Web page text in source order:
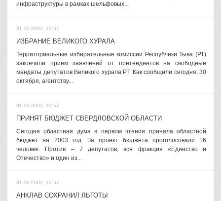
инфраструктуры в рамках шельфовых...
31.10.2002, 10:57
ИЗБРАНИЕ ВЕЛИКОГО ХУРАЛА
Территориальные избирательные комиссии Республики Тыва (РТ)
закончили прием заявлений от претендентов на свободные
мандаты депутатов Великого хурала РТ. Как сообщили сегодня, 30
октября, агентству...
31.10.2002, 10:57
ПРИНЯТ БЮДЖЕТ СВЕРДЛОВСКОЙ ОБЛАСТИ
Сегодня областная дума в первом чтении приняла областной
бюджет на 2003 год. За проект бюджета проголосовали 16
человек. Против – 7 депутатов, вся фракция «Единство и
Отечество» и один из...
31.10.2002, 10:57
АНКЛАВ СОХРАНИЛ ЛЬГОТЫ